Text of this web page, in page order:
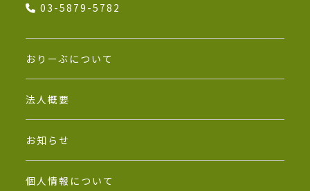
03-5879-5782
おりーぶについて
法人概要
お知らせ
個人情報について